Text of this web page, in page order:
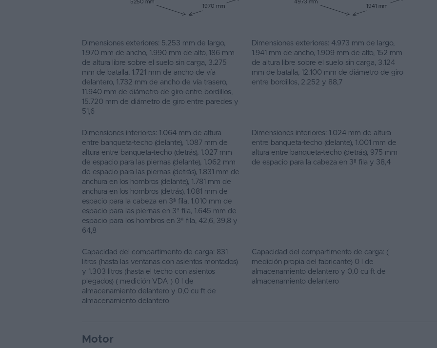
5250 mm
1970 mm
4973 mm
1941 mm
Dimensiones exteriores: 5.253 mm de largo,
1.970 mm de ancho, 1.990 mm de alto, 186 mm
de altura libre sobre el suelo sin carga, 3.275
mm de batalla, 1.721 mm de ancho de vía
delantero, 1.732 mm de ancho de vía trasero,
11.940 mm de diámetro de giro entre bordillos,
15.720 mm de diámetro de giro entre paredes y
51,6
Dimensiones exteriores: 4.973 mm de largo,
1.941 mm de ancho, 1.909 mm de alto, 152 mm
de altura libre sobre el suelo sin carga, 3.124
mm de batalla, 12.100 mm de diámetro de giro
entre bordillos, 2.252 y 88,7
Dimensiones interiores: 1.064 mm de altura
entre banqueta-techo (delante), 1.087 mm de
altura entre banqueta-techo (detrás), 1.027 mm
de espacio para las piernas (delante), 1.062 mm
de espacio para las piernas (detrás), 1.831 mm de
anchura en los hombros (delante), 1.781 mm de
anchura en los hombros (detrás), 1.081 mm de
espacio para la cabeza en 3ª fila, 1.010 mm de
espacio para las piernas en 3ª fila, 1.645 mm de
espacio para los hombros en 3ª fila, 42,6, 39,8 y
64,8
Dimensiones interiores: 1.024 mm de altura
entre banqueta-techo (delante), 1.001 mm de
altura entre banqueta-techo (detrás), 975 mm
de espacio para la cabeza en 3ª fila y 38,4
Capacidad del compartimento de carga: 831
litros (hasta las ventanas con asientos montados)
y 1.303 litros (hasta el techo con asientos
plegados) ( medición VDA ) 0 l de
almacenamiento delantero y 0,0 cu ft de
almacenamiento delantero
Capacidad del compartimento de carga: (
medición propia del fabricante) 0 l de
almacenamiento delantero y 0,0 cu ft de
almacenamiento delantero
Motor